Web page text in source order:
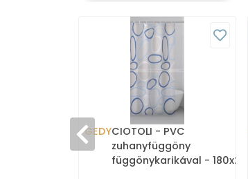
GEDYCIOTOLI - PVC
zuhanyfüggöny
függönykarikával - 180x200